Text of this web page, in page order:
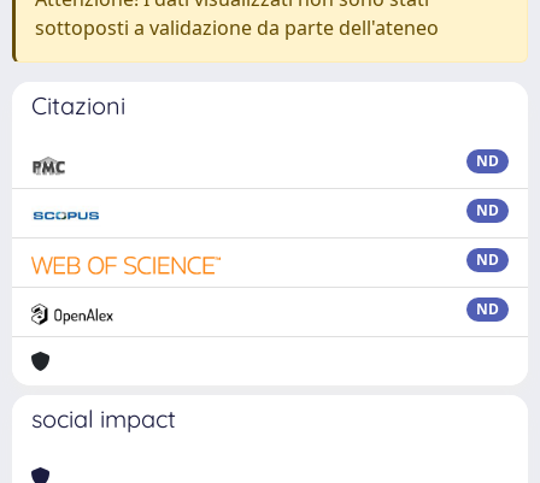
sottoposti a validazione da parte dell'ateneo
Citazioni
ND
ND
ND
ND
social impact